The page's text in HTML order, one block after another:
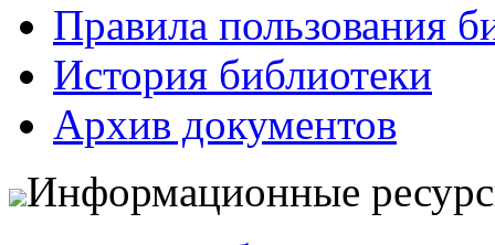
Правила пользования
История библиотеки
Архив документов
Информационные